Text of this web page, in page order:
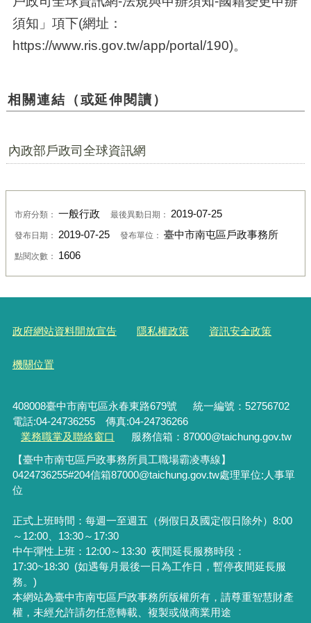
須知」項下(網址：
https://www.ris.gov.tw/app/portal/190)。
相關連結（或延伸閱讀）
內政部戶政司全球資訊網
市府分類： 一般行政 最後異動日期： 2019-07-25
發布日期： 2019-07-25 發布單位： 臺中市南屯區戶政事務所
點閱次數： 1606
政府網站資料開放宣告 隱私權政策 資訊安全政策
機關位置
408008臺中市南屯區永春東路679號 統一編號：52756702
電話:04-24736255 傳真:04-24736266
業務職掌及聯絡窗口
服務信箱：87000@taichung.gov.tw
【臺中市南屯區戶政事務所員工職場霸凌專線】
0424736255#204信箱87000@taichung.gov.tw處理單位: 人事單
位
正式上班時間：每週一至週五（例假日及國定假日除外）8:00
～12:00、13:30～17:30
中午彈性上班：12:00～13:30 夜間延長服務時段：
17:30~18:30 (如遇每月最後一日為工作日，暫停夜間延長服
務。)
本網站為臺中市南屯區戶政事務所版權所有，請尊重智慧財產
權，未經允許請勿任意轉載、複製或做商業用途